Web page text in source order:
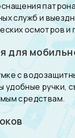
служб и
осмотров и
для
с
ручки,
средствам.